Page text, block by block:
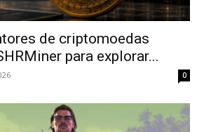
de criptomoedas
para explorar...
0